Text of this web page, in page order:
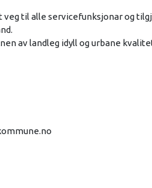
veg til alle servicefunksjonar og
av landleg idyll og urbane